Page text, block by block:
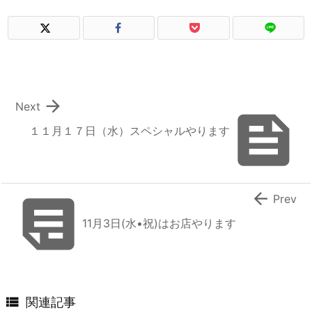

１１月１７日（水）スペシャルやります

Next
11月3日(水•祝)はお店やります
 Prev
 関連記事